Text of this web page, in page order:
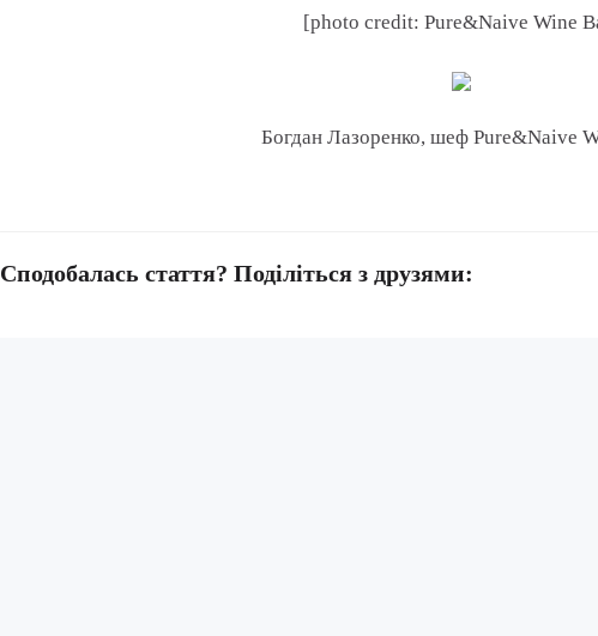
[photo credit: Pure&Naive Wine
Богдан Лазоренко, шеф Pure&Naive
Сподобалась стаття? Поділіться з друзями: